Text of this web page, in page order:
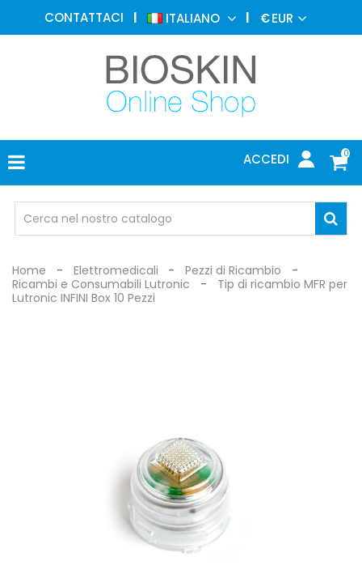
CONTATTACI ITALIANO €EUR
0
ACCEDI
MEDICINA
ESTETICA
DERMATOLOGIA
FOTOTERAPIA
ELETTROMEDICALI
MEDICO
OCCHIALI
DI
Home Elettromedicali
Pezzi di Ricambio
Ricambi e Consumabili Lutronic
Tip di ricambio MFR per
Lutronic INFINI Box 10 Pezzi